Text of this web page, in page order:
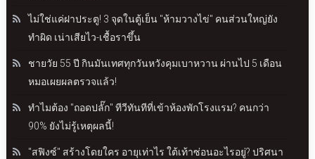
ไม่ใช่แค่ฝาประตู! 3 จุดในตู้เย็น "ห้ามวางไข่" คนส่วนใหญ่ยัง
ทำผิด เน่าเสียไว-เชื้อราขึ้น
ชายวัย 55 ปี กินมันเทศทุกวันหวังคุมเบาหวาน ผ่านไป 5 เดือน
หมอเผยผลตรวจแล้ว!
ทำไมต้อง "ถอดปลั๊ก" ทีวีทันทีที่เข้าห้องพักโรงแรม? คนกว่า
90% ยังไม่รู้เหตุผลนี้!
"สฟิงซ์" สร้างโดยใคร อายุเท่าไร ใต้เท้าซ่อนอะไรอยู่? ปริศนา